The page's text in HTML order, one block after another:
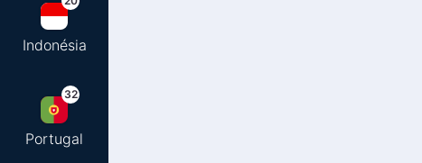
Indonésia
32
Portugal